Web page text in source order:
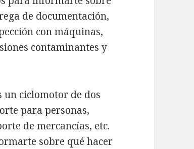
de documentación,
con máquinas,
contaminantes y
ciclomotor de dos
para personas,
de mercancías, etc.
sobre qué hacer